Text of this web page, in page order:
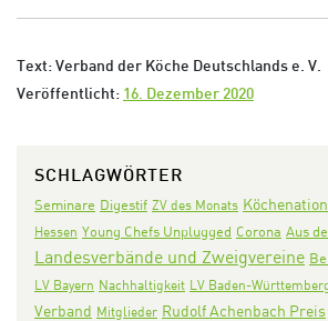
Text: Verband der Köche Deutschlands e. V.
Veröffentlicht: 16. Dezember 2020
SCHLAGWÖRTER
Seminare Digestif ZV des Monats
Hessen Young Chefs Unplugged Corona Aus
Landesverbände und Zweigvereine
LV Bayern Nachhaltigkeit LV Baden-
Verband Mitglieder Rudolf Achenbach Preis